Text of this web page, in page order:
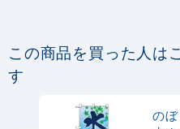
定番のぼり竿
この商品を買った人は
す
の